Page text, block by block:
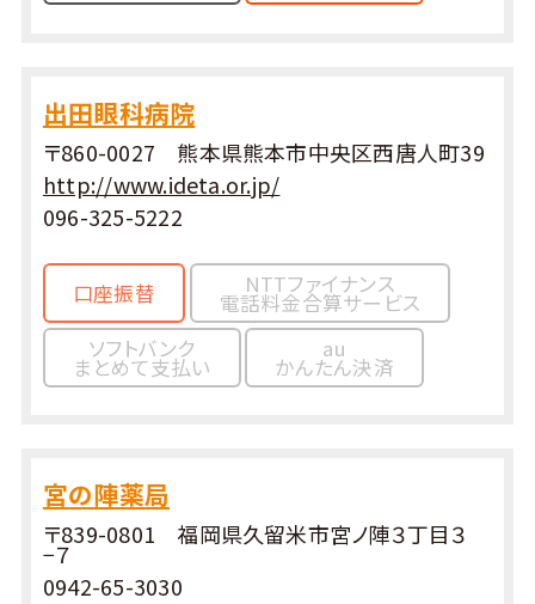
出田眼科病院
〒860-0027 熊本県熊本市中央区西唐人町39
http://www.ideta.or.jp/
096-325-5222
口座振替 NTTファイナンス
電話料金合算サービス
ソフトバンク
まとめて支払い
au
かんたん決済
宮の陣薬局
〒839-0801 福岡県久留米市宮ノ陣３丁目３
−７
0942-65-3030